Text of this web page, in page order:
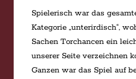
Spielerisch war das
Kategorie „unterirdisch“,
Sachen Torchancen ein
unserer Seite verzeichnen
Ganzen war das Spiel auf